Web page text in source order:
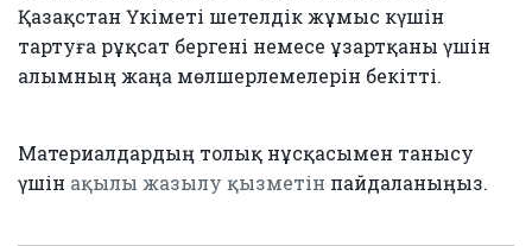
Қазақстан Үкіметі шетелдік жұмыс күшін
тартуға рұқсат бергені немесе ұзартқаны үшін
алымның жаңа мөлшерлемелерін бекітті.
Материалдардың толық нұсқасымен танысу
үшін ақылы жазылу қызметін пайдаланыңыз.